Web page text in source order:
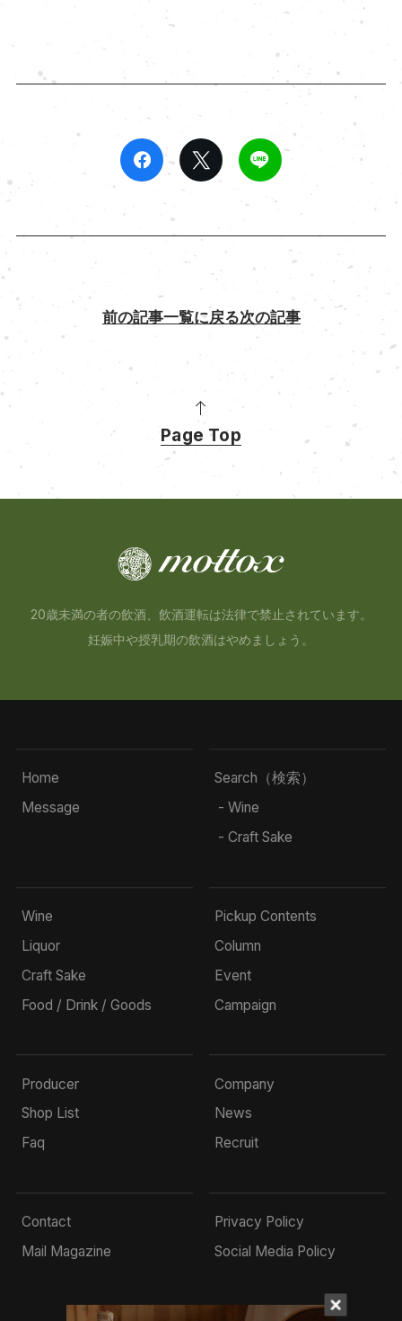
前の記事一覧に戻る次の記事
Page Top
20歳未満の者の飲酒、飲酒運転は法律で禁止されています。
妊娠中や授乳期の飲酒はやめましょう。
Home
Message
Search（検索）
- Wine
- Craft Sake
Wine
Liquor
Craft Sake
Food / Drink / Goods
Pickup Contents
Column
Event
Campaign
Producer
Shop List
Faq
Company
News
Recruit
Contact
Mail Magazine
Privacy Policy
Social Media Policy